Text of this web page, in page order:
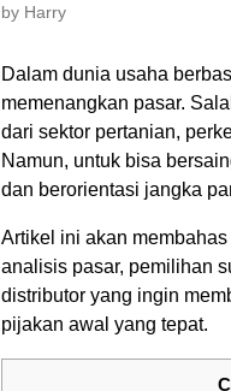
by Harry
Dalam dunia usaha
memenangkan pasar.
dari sektor pertanian,
Namun, untuk bisa
dan berorientasi jangka
Artikel ini akan
analisis pasar, pemilihan
distributor yang ingin
pijakan awal yang tepat.